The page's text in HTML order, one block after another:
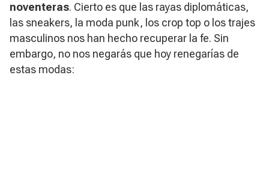
noventeras. Cierto es que las rayas diplomáticas,
las sneakers, la moda punk, los crop top o los trajes
masculinos nos han hecho recuperar la fe. Sin
embargo, no nos negarás que hoy renegarías de
estas modas: